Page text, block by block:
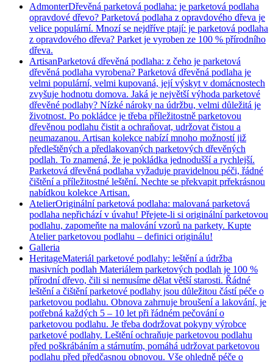
AdmonterDřevěná parketová podlaha: je parketová podlaha
opravdové dřevo? Parketová podlaha z opravdového dřeva je
velice populární. Mnozí se nejdříve ptají: je parketová podlaha
z opravdového dřeva? Parket je vyroben ze 100 % přírodního
dřeva.
ArtisanParketová dřevěná podlaha: z čeho je parketová
dřevěná podlaha vyrobena? Parketová dřevěná podlaha je
velmi populární, velmi kupovaná, její výskyt v domácnostech
zvyšuje hodnotu domova. Jaká je největší výhoda parketové
dřevěné podlahy? Nízké nároky na údržbu, velmi důležitá je
životnost. Po pokládce je třeba příležitostně parketovou
dřevěnou podlahu čistit a ochraňovat, udržovat čistou a
neumazanou. Artisan kolekce nabízí mnoho možností již
předleštěných a předlakovaných parketových dřevěných
podlah. To znamená, že je pokládka jednodušší a rychlejší.
Parketová dřevěná podlaha vyžaduje pravidelnou péči, řádné
čištění a příležitostné leštění. Nechte se překvapit prřekrásnou
nabídkou kolekce Artisan.
AtelierOriginální parketová podlaha: malovaná parketová
podlaha nepřichází v úvahu! Přejete-li si originální parketovou
podlahu, zapomeňte na malování vzorů na parkety. Kupte
Atelier parketovou podlahu – definici originálu!
Galleria
HeritageMateriál parketové podlahy: leštění a údržba
masivních podlah Materiálem parketových podlah je 100 %
přírodní dřevo, čili si nemusíme dělat větší starosti. Řádné
leštění a čištění parketové podlahy jsou důležitou částí péče o
parketovou podlahu. Obnova zahrnuje broušení a lakování, je
potřebná každých 5 – 10 let při řádném pečování o
parketovou podlahu. Je třeba dodržovat pokyny výrobce
parketové podlahy. Leštění ochraňuje parketovou podlahu
před poškrábáním a stárnutím, pomáhá udržovat parketovou
podlahu před předčasnou obnovou. Vše ohledně péče o